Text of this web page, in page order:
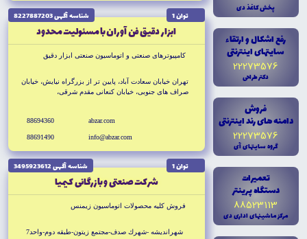
پخش کاغذ دى
رفع اشکال و ارتقاء
سايتهاى اينترنتى
22273576
دکتر طراحى
فروش
دامنه هاى رند اينترنتى
22273576
گروه سايتهاى آى
تعميرات
دستگاه پرينتر
88523113
مرکز ماشينهاى ادارى دى
توان 1 شناسه آگهى 8227887203
ابزار دقيق فن آوران با مسئوليت محدود
كامپيوترهاى صنعتى و اتوماسيون صنعتى ابزار دقيق
تهران خيابان سعادت آباد، پايين تر از بزرگراه نيايش، خيابان
صراف هاى جنوبى، خيابان كنعانى مقدم شرقى،
abzar.com
info@abzar.com
88694360
88691490
توان 1 شناسه آگهى 3495923612
شركت صنعتى و بازرگانى كيميا
فروش كليه محصولات اتوماسيون زيمنس
شهرانديشه -شهرك صدف-مجتمع زيتون-طبقه دوم-واحد7